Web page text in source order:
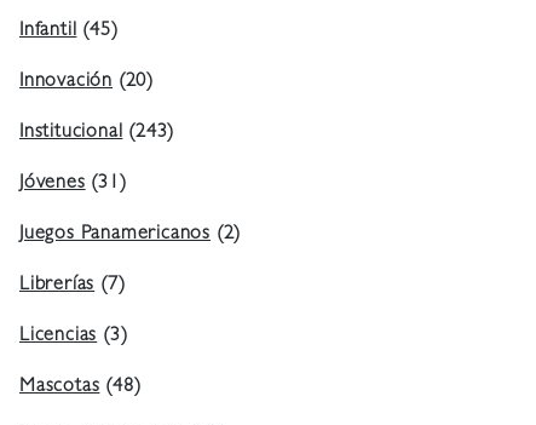
Infantil(45)
Innovación (20)
Institucional(243)
Jóvenes(31)
Juegos Panamericanos (2)
Librerías(7)
Licencias(3)
Mascotas(48)